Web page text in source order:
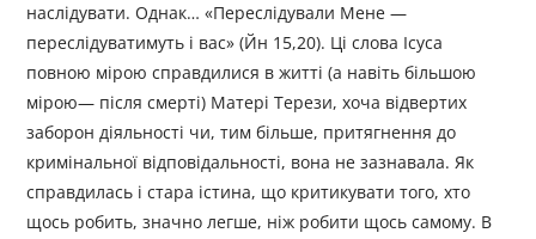
наслідувати. Однак… «Переслідували Мене —
переслідуватимуть і вас» (Йн 15,20). Ці слова Ісуса
повною мірою справдилися в житті (а навіть більшою
мірою— після смерті) Матері Терези, хоча відвертих
заборон діяльності чи, тим більше, притягнення до
кримінальної відповідальності, вона не зазнавала. Як
справдилась і стара істина, що критикувати того, хто
щось робить, значно легше, ніж робити щось самому. В